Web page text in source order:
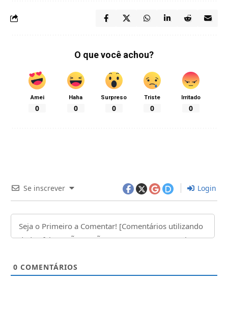
O que você achou?
Amei
0
Haha
0
Surpreso
0
Triste
0
Irritado
0
Se inscrever Login
0 COMENTÁRIOS